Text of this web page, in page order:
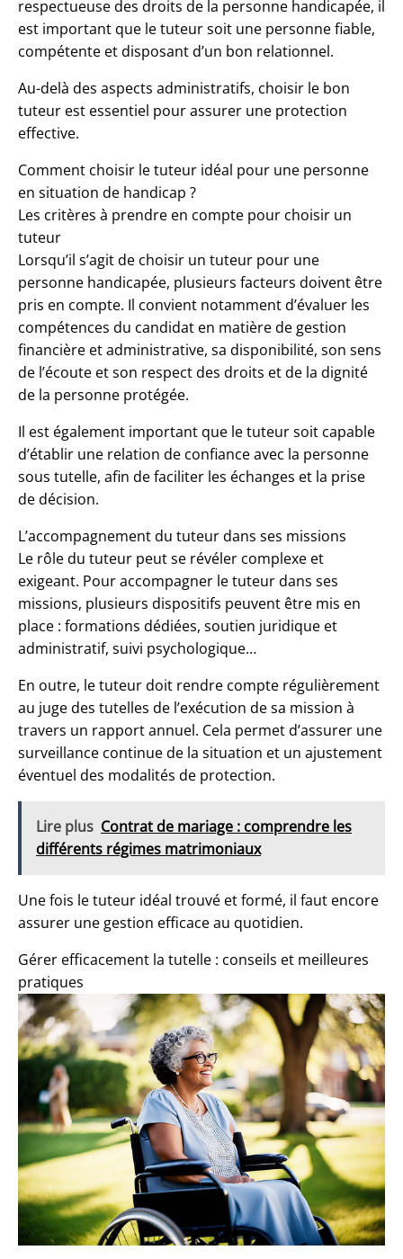
respectueuse des droits de la personne handicapée, il
est important que le tuteur soit une personne fiable,
compétente et disposant d’un bon relationnel.
Au-delà des aspects administratifs, choisir le bon
tuteur est essentiel pour assurer une protection
effective.
Comment choisir le tuteur idéal pour une personne
en situation de handicap ?
Les critères à prendre en compte pour choisir un
tuteur
Lorsqu’il s’agit de choisir un tuteur pour une
personne handicapée, plusieurs facteurs doivent être
pris en compte. Il convient notamment d’évaluer les
compétences du candidat en matière de gestion
financière et administrative, sa disponibilité, son sens
de l’écoute et son respect des droits et de la dignité
de la personne protégée.
Il est également important que le tuteur soit capable
d’établir une relation de confiance avec la personne
sous tutelle, afin de faciliter les échanges et la prise
de décision.
L’accompagnement du tuteur dans ses missions
Le rôle du tuteur peut se révéler complexe et
exigeant. Pour accompagner le tuteur dans ses
missions, plusieurs dispositifs peuvent être mis en
place : formations dédiées, soutien juridique et
administratif, suivi psychologique…
En outre, le tuteur doit rendre compte régulièrement
au juge des tutelles de l’exécution de sa mission à
travers un rapport annuel. Cela permet d’assurer une
surveillance continue de la situation et un ajustement
éventuel des modalités de protection.
Lire plus Contrat de mariage : comprendre les
différents régimes matrimoniaux
Une fois le tuteur idéal trouvé et formé, il faut encore
assurer une gestion efficace au quotidien.
Gérer efficacement la tutelle : conseils et meilleures
pratiques